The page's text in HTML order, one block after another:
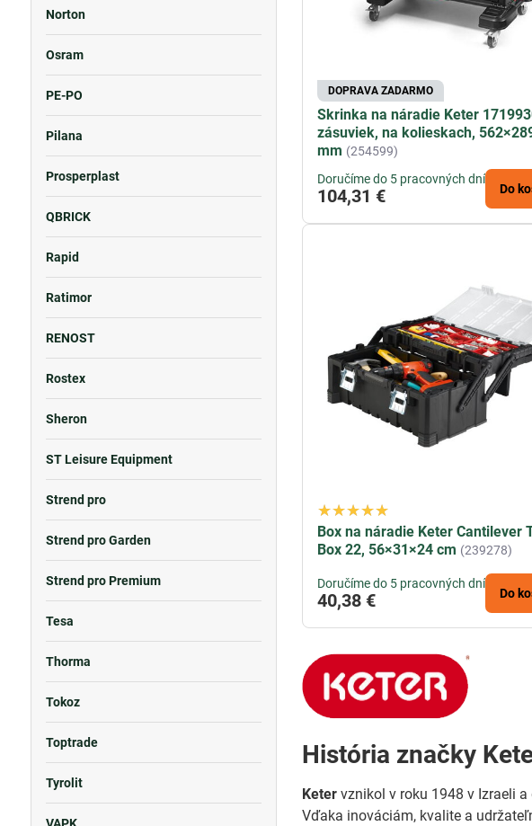
DOPRAVA ZADARMO
Skrinka na náradie Keter
zásuviek, na kolieskach,
mm (254599)
Doručíme do 5 pracovných dní
104,31 € Do
Box na náradie Keter Cantilever
Box 22, 56×31×24 cm (239278)
Doručíme do 5 pracovných dní
40,38 € Do
História značky
Keter vznikol v roku 1948 v Izraeli
Vďaka inováciám, kvalite a
Norton
Osram
PE-PO
Pilana
Prosperplast
QBRICK
Rapid
Ratimor
RENOST
Rostex
Sheron
ST Leisure Equipment
Strend pro
Strend pro Garden
Strend pro Premium
Tesa
Thorma
Tokoz
Toptrade
Tyrolit